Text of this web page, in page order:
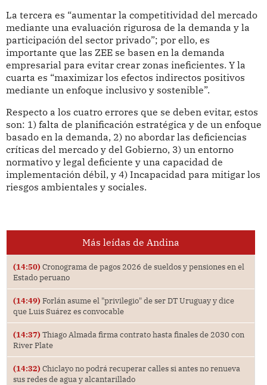
La tercera es “aumentar la competitividad del mercado
mediante una evaluación rigurosa de la demanda y la
participación del sector privado”; por ello, es
importante que las ZEE se basen en la demanda
empresarial para evitar crear zonas ineficientes. Y la
cuarta es “maximizar los efectos indirectos positivos
mediante un enfoque inclusivo y sostenible”.
Respecto a los cuatro errores que se deben evitar, estos
son: 1) falta de planificación estratégica y de un enfoque
basado en la demanda, 2) no abordar las deficiencias
críticas del mercado y del Gobierno, 3) un entorno
normativo y legal deficiente y una capacidad de
implementación débil, y 4) Incapacidad para mitigar los
riesgos ambientales y sociales.
Más leídas de Andina
(14:50) Cronograma de pagos 2026 de sueldos y pensiones en el
Estado peruano
(14:49) Forlán asume el "privilegio" de ser DT Uruguay y dice
que Luis Suárez es convocable
(14:37) Thiago Almada firma contrato hasta finales de 2030 con
River Plate
(14:32) Chiclayo no podrá recuperar calles si antes no renueva
sus redes de agua y alcantarillado